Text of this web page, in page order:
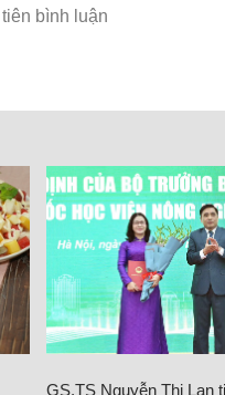
GS.TS Nguyễn Thị Lan